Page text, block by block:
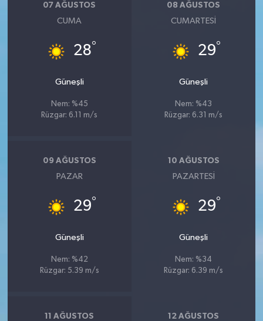
07 AĞUSTOS
CUMA
28°
Güneşli
Nem: %45
Rüzgar: 6.11 m/s
08 AĞUSTOS
CUMARTESI
29°
Güneşli
Nem: %43
Rüzgar: 6.31 m/s
09 AĞUSTOS
PAZAR
29°
Güneşli
Nem: %42
Rüzgar: 5.39 m/s
10 AĞUSTOS
PAZARTESI
29°
Güneşli
Nem: %34
Rüzgar: 6.39 m/s
11 AĞUSTOS 12 AĞUSTOS